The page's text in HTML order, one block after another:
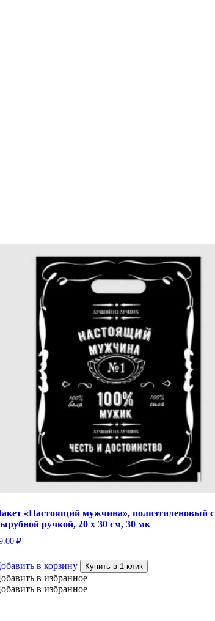
«Настоящий мужчина», полиэтиленовый с
ручкой, 20 х 30 см, 30 мк
₽
в корзину Купить в 1 клик
в избранное
в избранное